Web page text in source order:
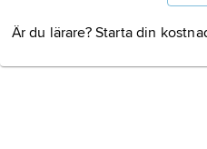
Är du lärare? Starta din